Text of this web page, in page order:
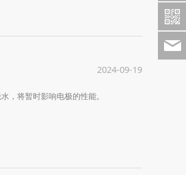
2024-09-19
，将暂时影响电极的性能。